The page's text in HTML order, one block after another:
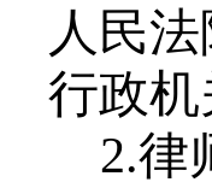
人民
行政
2.律